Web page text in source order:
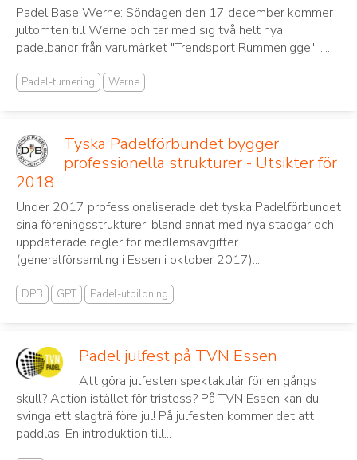
Padel Base Werne: Söndagen den 17 december kommer
jultomten till Werne och tar med sig två helt nya
padelbanor från varumärket "Trendsport Rummenigge". ....
Padel-turnering Werne
Tyska Padelförbundet bygger
professionella strukturer - Utsikter för
2018
Under 2017 professionaliserade det tyska Padelförbundet
sina föreningsstrukturer, bland annat med nya stadgar och
uppdaterade regler för medlemsavgifter
(generalförsamling i Essen i oktober 2017)...
DPB GPT Padel-utbildning
Padel julfest på TVN Essen
Att göra julfesten spektakulär för en gångs
skull? Action istället för tristess? På TVN Essen kan du
svinga ett slagträ före jul! På julfesten kommer det att
paddlas! En introduktion till...